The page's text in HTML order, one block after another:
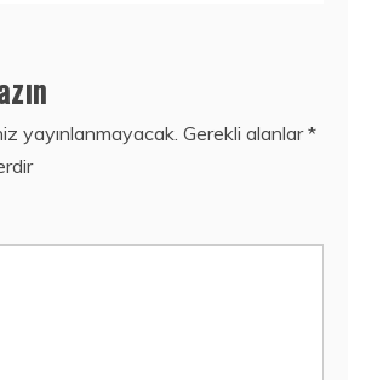
yayınlanmayacak. Gerekli alanlar*